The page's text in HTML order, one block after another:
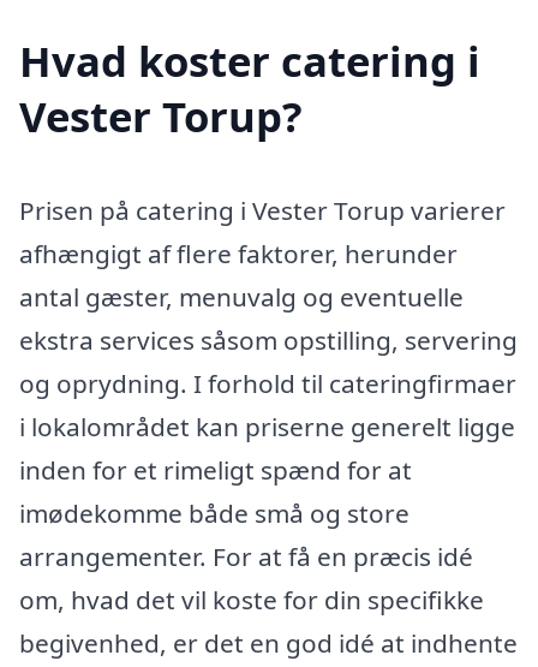
Hvad koster catering i
Vester Torup?
Prisen på catering i Vester Torup varierer
afhængigt af flere faktorer, herunder
antal gæster, menuvalg og eventuelle
ekstra services såsom opstilling, servering
og oprydning. I forhold til cateringfirmaer
i lokalområdet kan priserne generelt ligge
inden for et rimeligt spænd for at
imødekomme både små og store
arrangementer. For at få en præcis idé
om, hvad det vil koste for din specifikke
begivenhed, er det en god idé at indhente